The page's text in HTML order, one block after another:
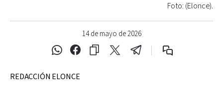
14 de mayo de 2026
Foto: (Elonce).
REDACCIÓN ELONCE